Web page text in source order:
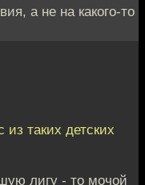
а не на какого-то
из таких детских
лигу - то мочой